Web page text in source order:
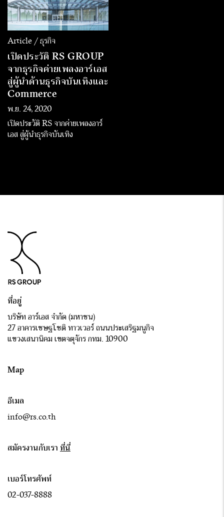
Article / ธุรกิจ
เปิดประวัติ RS GROUP
จากธุรกิจค่ายเพลงอาร์เอส
สู่ผู้นำด้านธุรกิจบันเทิงและ
Commerce
พ.ย. 24, 2020
เปิดประวัติ RS จากค่ายเพลงอาร์
เอส สู่ผู้นำธุรกิจบันเทิง
ที่อยู่
บริษัท อาร์เอส จำกัด (มหาชน)
27 อาคารเชษฐโชติ ทาวเวอร์ ถนนประเสริฐมนูกิจ
แขวงเสนานิคม เขตจตุจักร กทม. 10900
Map
อีเมล
info@rs.co.th
สมัครงานกับเรา ที่นี่
เบอร์โทรศัพท์
02-037-8888